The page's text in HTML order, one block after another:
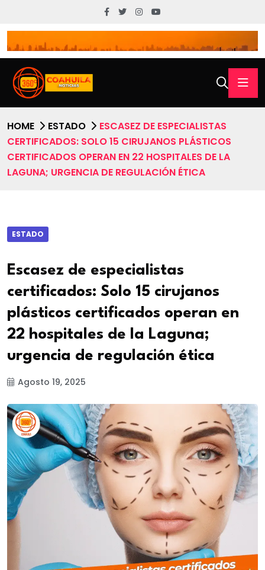
HOME ESTADO
ESCASEZ DE ESPECIALISTAS
CERTIFICADOS: SOLO 15 CIRUJANOS PLÁSTICOS
CERTIFICADOS OPERAN EN 22 HOSPITALES DE LA
LAGUNA; URGENCIA DE REGULACIÓN ÉTICA
ESTADO
Escasez de especialistas
certificados: Solo 15 cirujanos
plásticos certificados operan en
22 hospitales de la Laguna;
urgencia de regulación ética
Agosto 19, 2025